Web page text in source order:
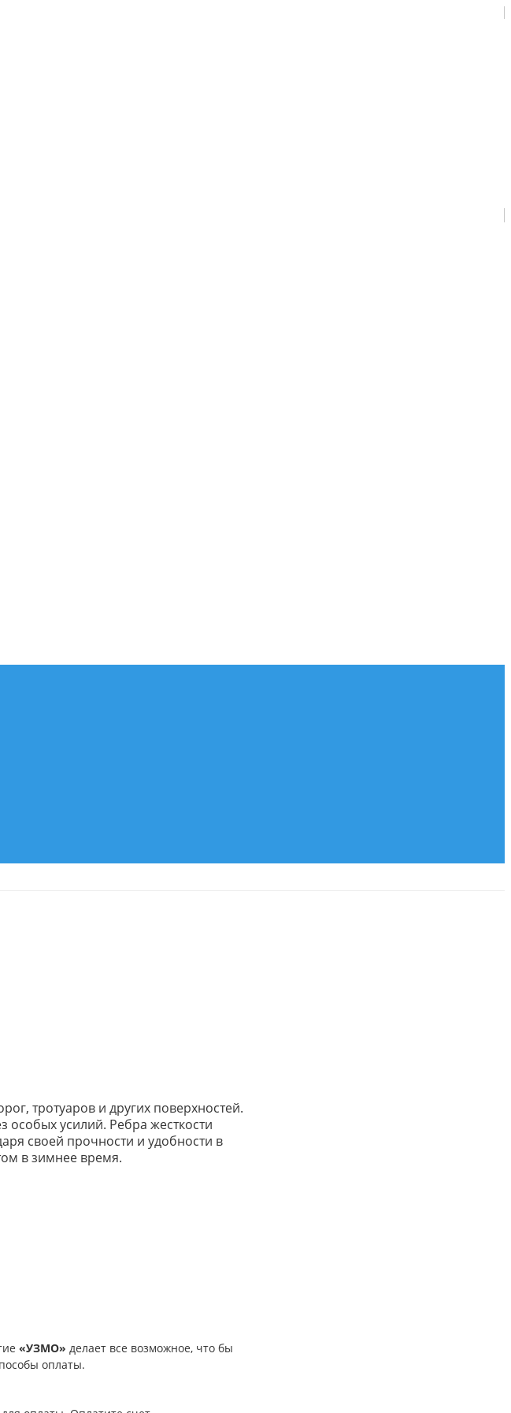
тротуаров и других поверхностей.
особых усилий. Ребра жесткости
своей прочности и удобности в
в зимнее время.
«УЗМО» делает все возможное, что бы
оплаты.